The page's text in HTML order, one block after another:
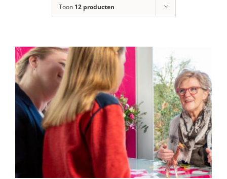
Toon 12 producten